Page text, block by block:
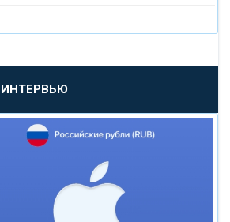
«ПРОМСВЯЗЬБАНК»
«НОВИКОМБАНК»
«СМП БАНК»
ИНТЕРВЬЮ